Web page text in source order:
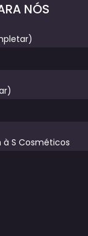
NÓS
S Cosméticos